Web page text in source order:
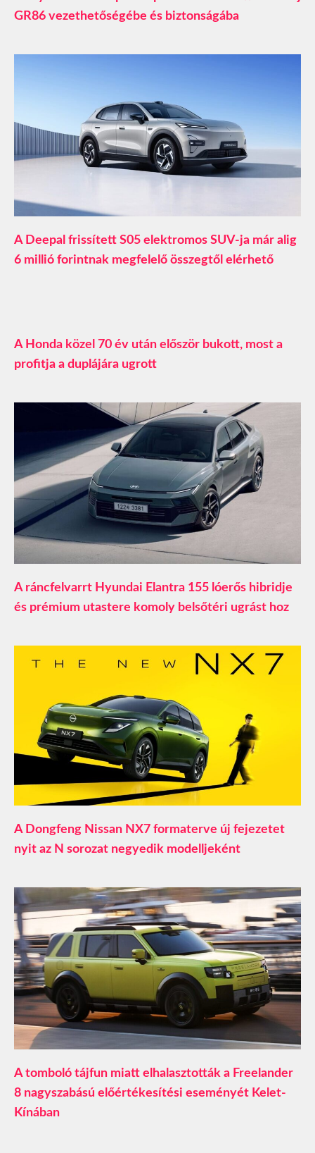
GR86 vezethetőségébe és biztonságába
A Deepal frissített S05 elektromos SUV-ja már alig
6 millió forintnak megfelelő összegtől elérhető
A Honda közel 70 év után először bukott, most a
profitja a duplájára ugrott
A ráncfelvarrt Hyundai Elantra 155 lóerős hibridje
és prémium utastere komoly belsőtéri ugrást hoz
A Dongfeng Nissan NX7 formaterve új fejezetet
nyit az N sorozat negyedik modelljeként
A tomboló tájfun miatt elhalasztották a Freelander
8 nagyszabású előértékesítési eseményét Kelet-
Kínában